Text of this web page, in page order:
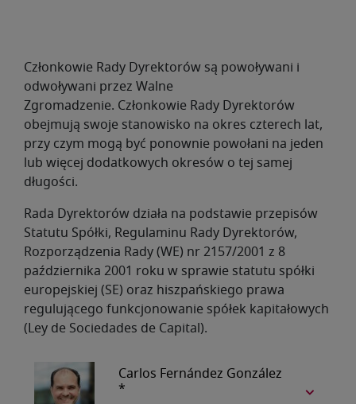
Członkowie Rady Dyrektorów są powoływani i
odwoływani przez Walne
Zgromadzenie. Członkowie Rady Dyrektorów
obejmują swoje stanowisko na okres czterech lat,
przy czym mogą być ponownie powołani na jeden
lub więcej dodatkowych okresów o tej samej
długości.
Rada Dyrektorów działa na podstawie przepisów
Statutu Spółki, Regulaminu Rady Dyrektorów,
Rozporządzenia Rady (WE) nr 2157/2001 z 8
października 2001 roku w sprawie statutu spółki
europejskiej (SE) oraz hiszpańskiego prawa
regulującego funkcjonowanie spółek kapitałowych
(Ley de Sociedades de Capital).
Carlos Fernández González
*